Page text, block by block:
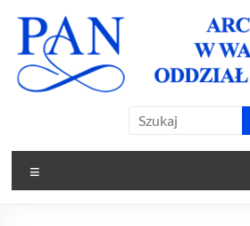
content
Archiwum
PAN
Oddział w
Oddział w